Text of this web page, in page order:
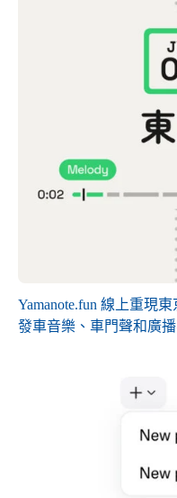
Yamanote.fun 線上重現
發車音樂、車門聲和廣